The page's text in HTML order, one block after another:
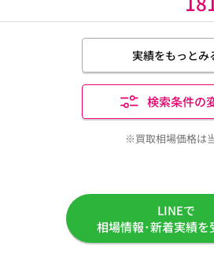
実績をもっとみ
検索条件の
※買取相場価格は
LINEで
相場情報･新着実績を